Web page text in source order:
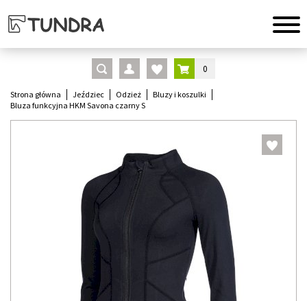
0
Strona główna Jeździec Odzież
Bluzy i koszulki
Bluza funkcyjna HKM Savona czarny S